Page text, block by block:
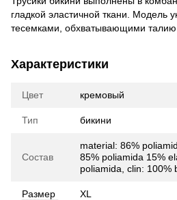
гладкой эластичной ткани. Модель
тесемками, обхватывающими
Характеристики
Цвет кремовый
Тип бикини
Состав
material: 86%
85% poliamida 15%
poliamida, clin: 100%
Размер XL